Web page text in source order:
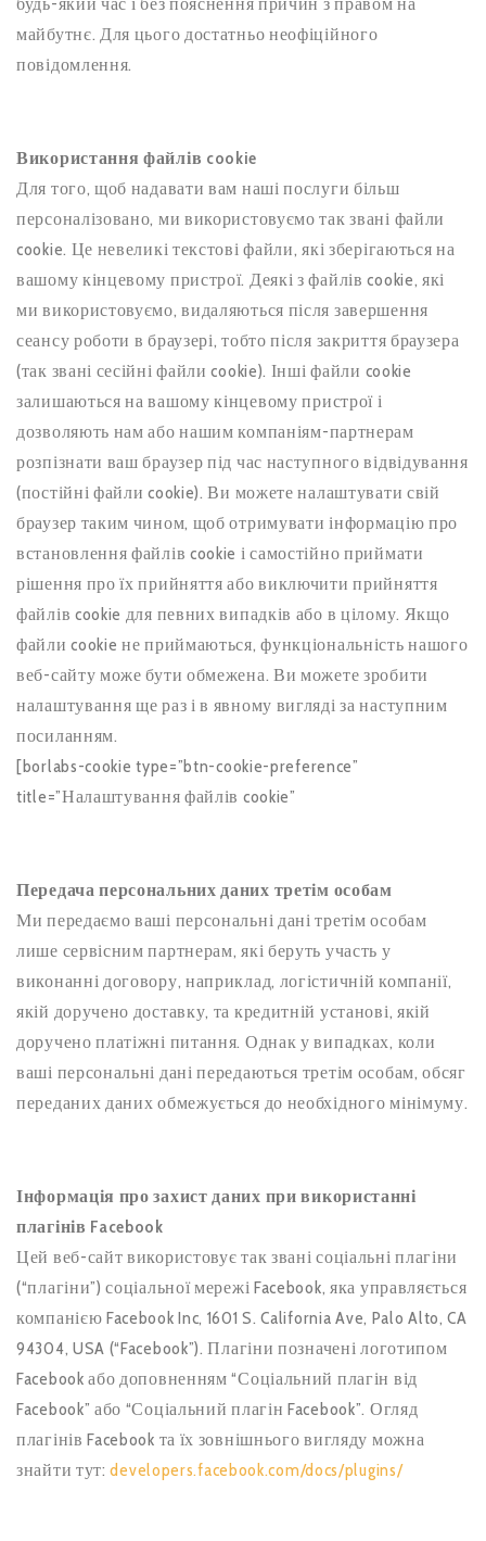
майбутнє. Для цього достатньо неофіційного
повідомлення.
Використання файлів cookie
Для того, щоб надавати вам наші послуги більш
персоналізовано, ми використовуємо так звані файли
cookie. Це невеликі текстові файли, які зберігаються на
вашому кінцевому пристрої. Деякі з файлів cookie, які
ми використовуємо, видаляються після завершення
сеансу роботи в браузері, тобто після закриття браузера
(так звані сесійні файли cookie). Інші файли cookie
залишаються на вашому кінцевому пристрої і
дозволяють нам або нашим компаніям-партнерам
розпізнати ваш браузер під час наступного відвідування
(постійні файли cookie). Ви можете налаштувати свій
браузер таким чином, щоб отримувати інформацію про
встановлення файлів cookie і самостійно приймати
рішення про їх прийняття або виключити прийняття
файлів cookie для певних випадків або в цілому. Якщо
файли cookie не приймаються, функціональність нашого
веб-сайту може бути обмежена. Ви можете зробити
налаштування ще раз і в явному вигляді за наступним
посиланням.
[borlabs-cookie type=”btn-cookie-preference”
title=”Налаштування файлів cookie”
Передача персональних даних третім особам
Ми передаємо ваші персональні дані третім особам
лише сервісним партнерам, які беруть участь у
виконанні договору, наприклад, логістичній компанії,
якій доручено доставку, та кредитній установі, якій
доручено платіжні питання. Однак у випадках, коли
ваші персональні дані передаються третім особам, обсяг
переданих даних обмежується до необхідного мінімуму.
Інформація про захист даних при використанні
плагінів Facebook
Цей веб-сайт використовує так звані соціальні плагіни
(“плагіни”) соціальної мережі Facebook, яка управляється
компанією Facebook Inc, 1601 S. California Ave, Palo Alto, CA
94304, USA (“Facebook”). Плагіни позначені логотипом
Facebook або доповненням “Соціальний плагін від
Facebook” або “Соціальний плагін Facebook”. Огляд
плагінів Facebook та їх зовнішнього вигляду можна
знайти тут:developers.facebook.com/docs/plugins/